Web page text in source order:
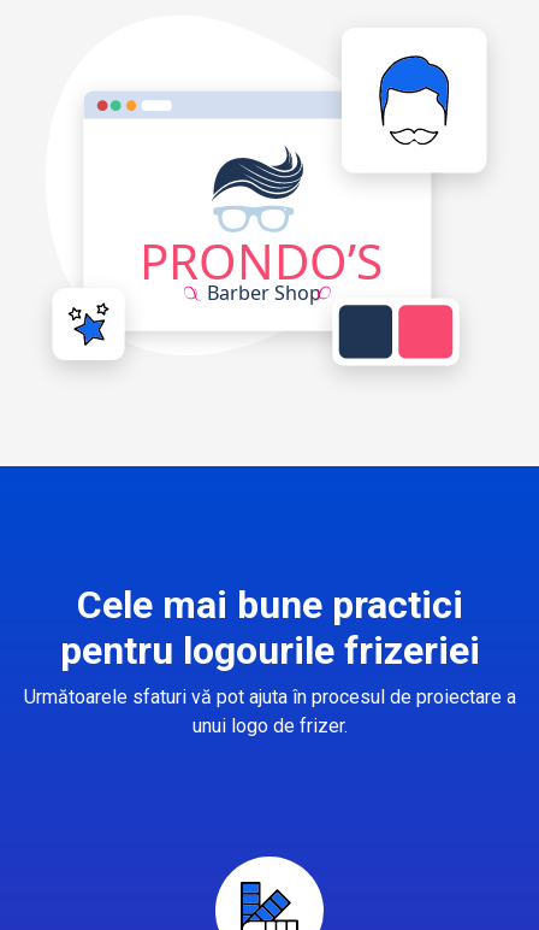
Cele mai bune practici
pentru logourile frizeriei
Următoarele sfaturi vă pot ajuta în procesul de proiectare a
unui logo de frizer.